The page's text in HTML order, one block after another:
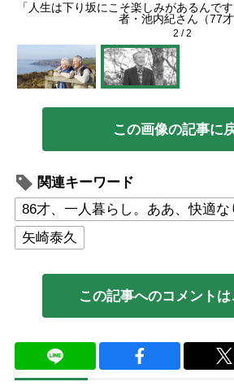
「人生は下り坂にこそ楽しみがあるんで
者・池内紀さん（77才
2 /2
この画像の記事に
関連キーワード
86才、一人暮らし。ああ、快適な
矢崎泰久
この記事へのコメントは